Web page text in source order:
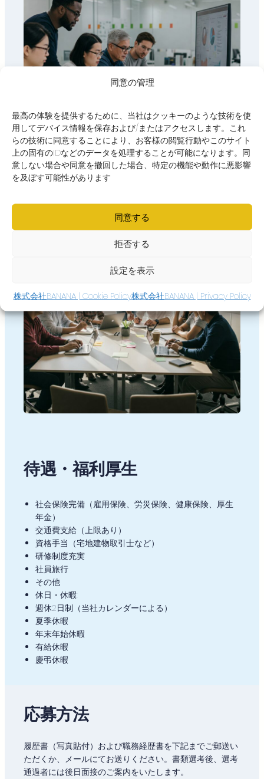
同意の管理
最高の体験を提供するために、当社はクッキーのような技術を使
用してデバイス情報を保存および/またはアクセスします。これ
らの技術に同意することにより、お客様の閲覧行動やこのサイト
上の固有のIDなどのデータを処理することが可能になります。同
意しない場合や同意を撤回した場合、特定の機能や動作に悪影響
を及ぼす可能性があります
同意する
拒否する
設定を表示
株式会社BANANA | Cookie Policy株式会社BANANA | Privacy Policy
待遇・福利厚生
社会保険完備（雇用保険、労災保険、健康保険、厚生
年金）
交通費支給（上限あり）
資格手当（宅地建物取引士など）
研修制度充実
社員旅行
その他
休日・休暇:
週休2日制（当社カレンダーによる）
夏季休暇
年末年始休暇
有給休暇
慶弔休暇
応募方法
履歴書（写真貼付）および職務経歴書を下記までご郵送い
ただくか、メールにてお送りください。書類選考後、選考
通過者には後日面接のご案内をいたします。